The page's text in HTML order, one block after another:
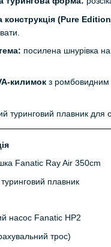
конструкція (Pure
посилена шнурівка
килимок з ромбовидним
туринговий плавник для
Fanatic Ray Air 350cm
плавник
насос Fanatic HP2
трос)